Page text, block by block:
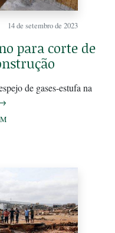
14 de setembro de 2023
para corte de
de gases-estufa na